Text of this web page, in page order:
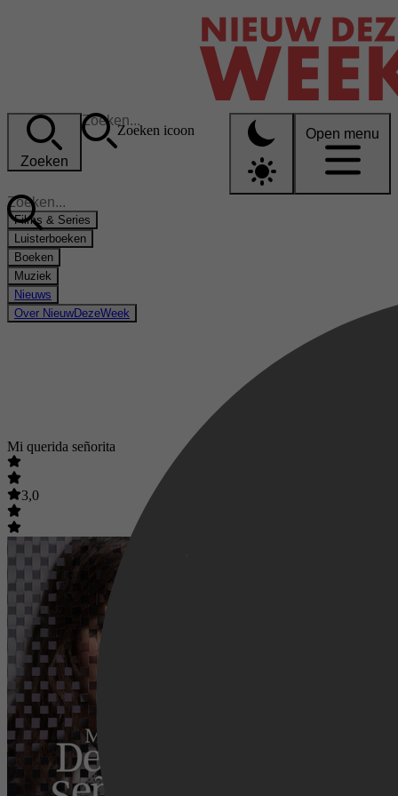
Zoeken
Zoeken icoon Open menu
Films & Series
Luisterboeken
Boeken
Muziek
Nieuws
Over NieuwDezeWeek
Mi querida señorita
3,0